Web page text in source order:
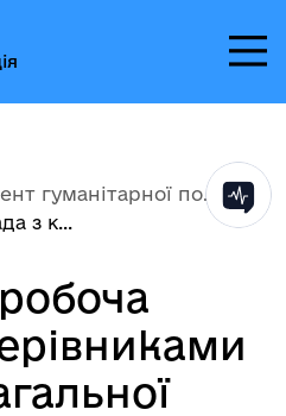
гуманітарної по...
з к...